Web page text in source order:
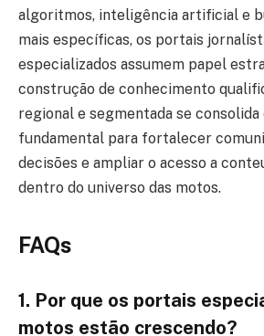
algoritmos, inteligência artificial e
mais específicas, os portais
especializados assumem papel
construção de conhecimento
regional e segmentada se consolida
fundamental para fortalecer
decisões e ampliar o acesso a
dentro do universo das motos.
FAQs
1. Por que os portais
motos estão crescendo?